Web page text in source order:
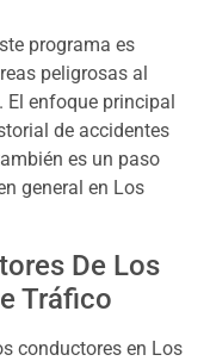
programa es
peligrosas al
enfoque principal
de accidentes
es un paso
general en Los
De Los
Tráfico
conductores en Los